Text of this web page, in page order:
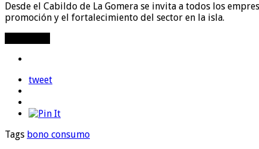
Desde el Cabildo de La Gomera se invita a todos los
promoción y el fortalecimiento del sector en la isla.
tweet
Tags bono consumo